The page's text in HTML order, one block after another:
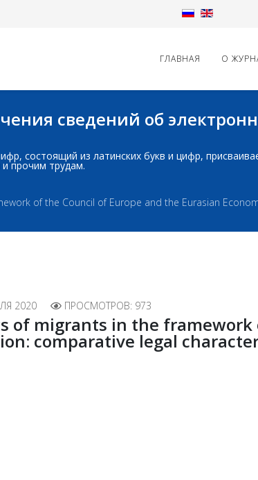
ГЛАВНАЯ О
сведений об
состоящий из латинских букв и цифр,
прочим трудам.
of the Council of Europe and the Eurasian
2020 ПРОСМОТРОВ: 973
of migrants in the framework
comparative legal